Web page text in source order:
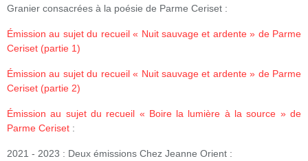
Granier consacrées à la poésie de Parme Ceriset :
Émission au sujet du recueil « Nuit sauvage et ardente » de Parme
Ceriset (partie 1)
Émission au sujet du recueil « Nuit sauvage et ardente » de Parme
Ceriset (partie 2)
Émission au sujet du recueil « Boire la lumière à la source » de
Parme Ceriset :
2021 - 2023 : Deux émissions Chez Jeanne Orient :